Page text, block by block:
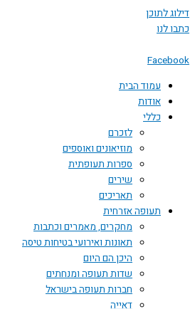
דילוג לתוכן
כתבו לנו
Facebook
עמוד הבית
אודות
כללי
לזכרם
מוזיאונים ואוספים
ספרות תעופתית
שירים
תאריכים
תעופה אזרחית
מחקרים, מאמרים וכתבות
תאונות ואירועי בטיחות טיסה
היכן הם היום
שדות תעופה ומנחתים
חברות תעופה בישראל
דאייה